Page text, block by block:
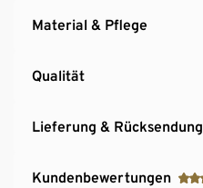
Material & Pflege
Qualität
Lieferung & Rücksendung
Kundenbewertungen